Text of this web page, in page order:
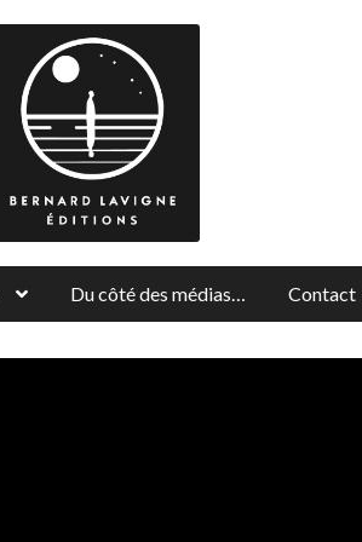
Du côté des médias… Contact